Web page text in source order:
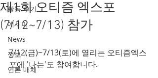
활동 후기
에세이
News
정보
언론 매체
제1회 오티즘 엑스포
(7/12~7/13) 참가
7/12(금)~7/13(토)에 열리는 오티즘엑스
포에 '나는'도 참여합니다.